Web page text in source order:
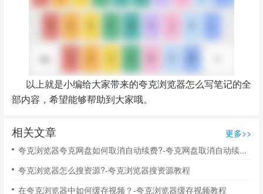
以上就是小编给大家带来的夸克浏览器怎么写笔记的全
部内容，希望能够帮助到大家哦。
相关文章 更多>>
夸克浏览器夸克网盘如何取消自动续费?-夸克网盘取消自动续费方法
夸克浏览器怎么搜资源?-夸克浏览器搜资源教程
在夸克浏览器中如何缓存视频？-夸克浏览器缓存视频教程